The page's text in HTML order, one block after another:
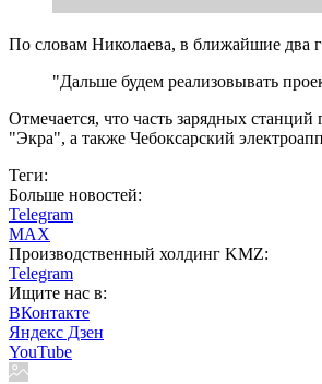
По словам Николаева, в ближайшие два
"Дальше будем реализовывать
Отмечается, что часть зарядных
"Экра", а также Чебоксарский
Теги:
Больше новостей:
Telegram
MAX
Производственный холдинг KMZ:
Telegram
Ищите нас в:
ВКонтакте
Яндекс Дзен
YouTube